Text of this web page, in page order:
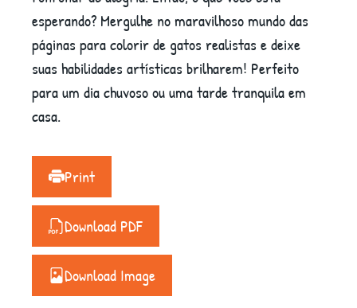
esperando? Mergulhe no maravilhoso mundo das
páginas para colorir de gatos realistas e deixe
suas habilidades artísticas brilharem! Perfeito
para um dia chuvoso ou uma tarde tranquila em
casa.
Print
Download PDF
Download Image